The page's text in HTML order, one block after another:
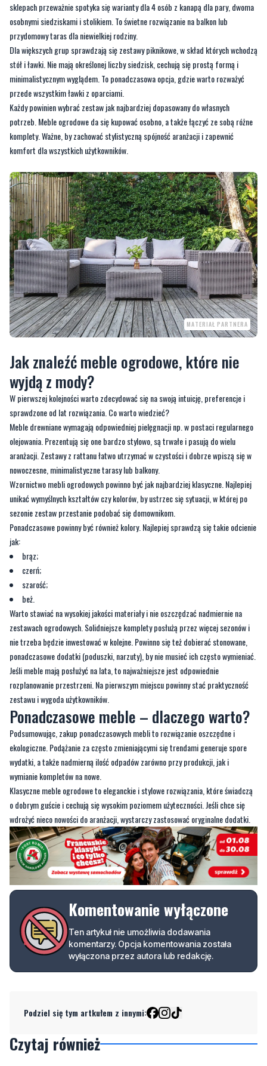
sklepach przeważnie spotyka się warianty dla 4 osób z kanapą dla pary, dwoma
osobnymi siedziskami i stolikiem. To świetne rozwiązanie na balkon lub
przydomowy taras dla niewielkiej rodziny.
Dla większych grup sprawdzają się zestawy piknikowe, w skład których wchodzą
stół i ławki. Nie mają określonej liczby siedzisk, cechują się prostą formą i
minimalistycznym wyglądem. To ponadczasowa opcja, gdzie warto rozważyć
przede wszystkim ławki z oparciami.
Każdy powinien wybrać zestaw jak najbardziej dopasowany do własnych
potrzeb. Meble ogrodowe da się kupować osobno, a także łączyć ze sobą różne
komplety. Ważne, by zachować stylistyczną spójność aranżacji i zapewnić
komfort dla wszystkich użytkowników.
MATERIAŁ PARTNERA
Jak znaleźć meble ogrodowe, które nie
wyjdą z mody?
W pierwszej kolejności warto zdecydować się na swoją intuicję, preferencje i
sprawdzone od lat rozwiązania. Co warto wiedzieć?
Meble drewniane wymagają odpowiedniej pielęgnacji np. w postaci regularnego
olejowania. Prezentują się one bardzo stylowo, są trwałe i pasują do wielu
aranżacji. Zestawy z rattanu łatwo utrzymać w czystości i dobrze wpiszą się w
nowoczesne, minimalistyczne tarasy lub balkony.
Wzornictwo mebli ogrodowych powinno być jak najbardziej klasyczne. Najlepiej
unikać wymyślnych kształtów czy kolorów, by ustrzec się sytuacji, w której po
sezonie zestaw przestanie podobać się domownikom.
Ponadczasowe powinny być również kolory. Najlepiej sprawdzą się takie odcienie
jak:
brąz;
czerń;
szarość;
beż.
Warto stawiać na wysokiej jakości materiały i nie oszczędzać nadmiernie na
zestawach ogrodowych. Solidniejsze komplety posłużą przez więcej sezonów i
nie trzeba będzie inwestować w kolejne. Powinno się też dobierać stonowane,
ponadczasowe dodatki (poduszki, narzuty), by nie musieć ich często wymieniać.
Jeśli meble mają posłużyć na lata, to najważniejsze jest odpowiednie
rozplanowanie przestrzeni. Na pierwszym miejscu powinny stać praktyczność
zestawu i wygoda użytkowników.
Ponadczasowe meble – dlaczego warto?
Podsumowując, zakup ponadczasowych mebli to rozwiązanie oszczędne i
ekologiczne. Podążanie za często zmieniającymi się trendami generuje spore
wydatki, a także nadmierną ilość odpadów zarówno przy produkcji, jak i
wymianie kompletów na nowe.
Klasyczne meble ogrodowe to eleganckie i stylowe rozwiązania, które świadczą
o dobrym guście i cechują się wysokim poziomem użyteczności. Jeśli chce się
wdrożyć nieco nowości do aranżacji, wystarczy zastosować oryginalne dodatki.
Komentowanie wyłączone
Ten artykuł nie umożliwia dodawania
komentarzy. Opcja komentowania została
wyłączona przez autora lub redakcję.
Podziel się tym artkułem z innymi:
Czytaj również